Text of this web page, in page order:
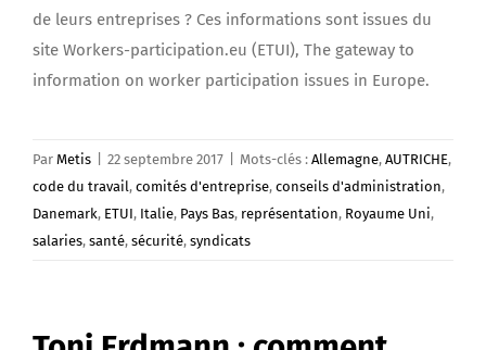
de leurs entreprises ? Ces informations sont issues du
site Workers-participation.eu (ETUI), The gateway to
information on worker participation issues in Europe.
Par Metis 22 septembre 2017 Mots-clés : Allemagne, AUTRICHE,
code du travail, comités d'entreprise, conseils d'administration,
Danemark, ETUI, Italie, Pays Bas, représentation, Royaume Uni,
salaries, santé, sécurité, syndicats